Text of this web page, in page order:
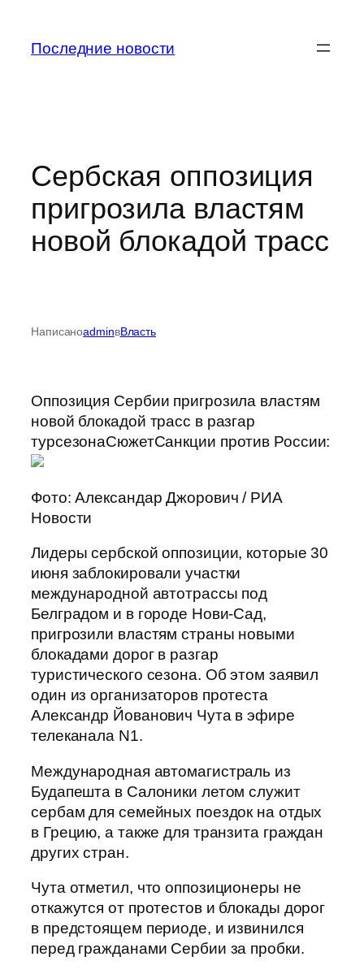
содержимому
Последние новости
Сербская оппозиция
пригрозила властям
новой блокадой трасс
НаписаноadminвВласть
Оппозиция Сербии пригрозила властям
новой блокадой трасс в разгар
турсезонаСюжетСанкции против России:
Фото: Александар Джорович / РИА
Новости
Лидеры сербской оппозиции, которые 30
июня заблокировали участки
международной автотрассы под
Белградом и в городе Нови-Сад,
пригрозили властям страны новыми
блокадами дорог в разгар
туристического сезона. Об этом заявил
один из организаторов протеста
Александр Йованович Чута в эфире
телеканала N1.
Международная автомагистраль из
Будапешта в Салоники летом служит
сербам для семейных поездок на отдых
в Грецию, а также для транзита граждан
других стран.
Чута отметил, что оппозиционеры не
откажутся от протестов и блокады дорог
в предстоящем периоде, и извинился
перед гражданами Сербии за пробки.